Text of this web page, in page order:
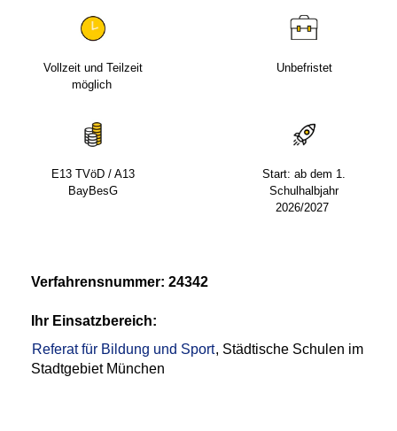
Vollzeit und Teilzeit
möglich
Unbefristet
E13 TVöD / A13
BayBesG
Start: ab dem 1.
Schulhalbjahr
2026/2027
Verfahrensnummer: 24342
Ihr Einsatzbereich:
Referat für Bildung und Sport, Städtische Schulen im
Stadtgebiet München